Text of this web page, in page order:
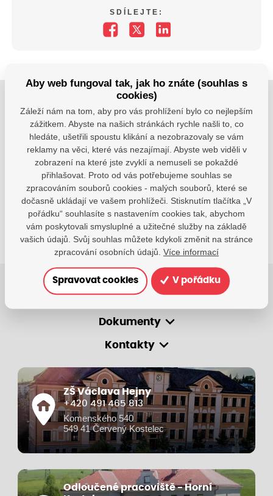
SDÍLEJTE:
Jsme tu pro Vaše děti.
Jsme k dispozici, pokud potřebujete pomoci.
zsvhejny@zsvhejny.cz
+420 491 465 813
po-pá: 7:30 - 15:30 hod.
O škole
Dokumenty
Kontakty
ZŠ Václava Hejny
+420 491 465 813
Komenského 540
549 41 Červený Kostelec
Odloučené pracoviště - Horní
Aby web fungoval tak, jak ho znáte (souhlas s
cookies)
Záleží nám na tom, aby pro vás prohlížení bylo co nejlepším
zážitkem. Abyste na našich stránkách rychle našli to, co
hledáte, ušetřili spoustu klikání a nezobrazovaly se vám
reklamy na věci, které vás nezajímají. Abyste web viděli v
zobrazení na které jste zvyklí a nemuseli se pokaždé
přihlašovat. Proto od vás potřebujeme souhlas se
zpracováním souborů cookies - malých souborů, které se
dočasně ukládají ve vašem prohlížeči. Stisknutím tlačítka „V
pořádku“ souhlasíte s nastavením cookies tak, abychom
vám poskytovali smysluplné a užitečné služby na základě
vašich údajů. Svůj souhlas můžete kdykoli změnit na stránce
zpracování osobních údajů. Více informací
Spravovat cookies V pořádku